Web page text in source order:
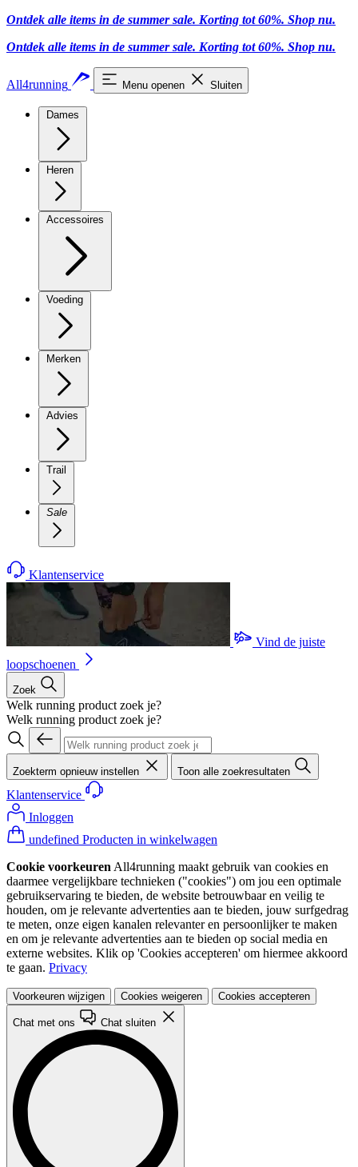
Ontdek alle items in de summer sale. Korting tot 60%. Shop nu.
Ontdek alle items in de summer sale. Korting tot 60%. Shop nu.
All4running Menu openen Sluiten
Dames
Heren
Accessoires
Voeding
Merken
Advies
Trail
Sale
Klantenservice
Vind de juiste
loopschoenen
Zoek
Welk running product zoek je?
Welk running product zoek je?
Zoekterm opnieuw instellen Toon alle zoekresultaten
Klantenservice
Inloggen
undefined Producten in winkelwagen
Cookie voorkeuren All4running maakt gebruik van cookies en
daarmee vergelijkbare technieken ("cookies") om jou een optimale
gebruikservaring te bieden, de website betrouwbaar en veilig te
houden, om je relevante advertenties aan te bieden, jouw surfgedrag
te meten, onze eigen kanalen relevanter en persoonlijker te maken
en om je relevante advertenties aan te bieden op social media en
externe websites. Klik op 'Cookies accepteren' om hiermee akkoord
te gaan. Privacy
Voorkeuren wijzigen Cookies weigeren Cookies accepteren
Chat met ons Chat sluiten